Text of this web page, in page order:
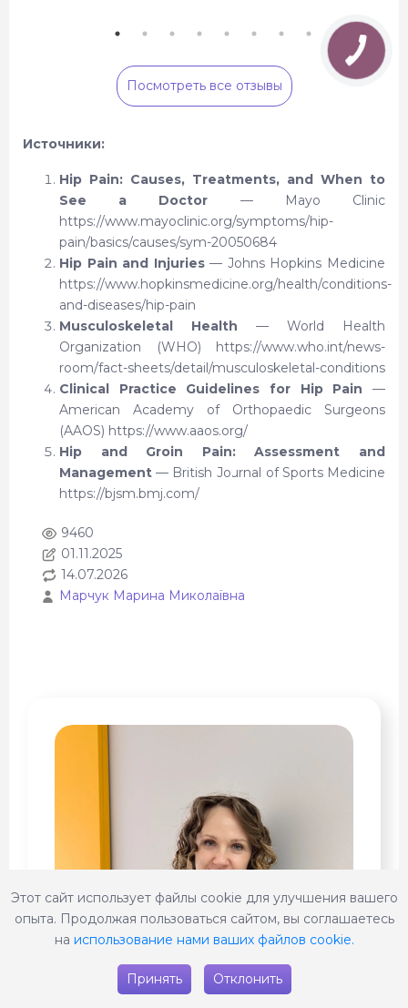
Этот сайт использует файлы cookie для улучшения вашего
опыта. Продолжая пользоваться сайтом, вы соглашаетесь
на использование нами ваших файлов cookie.
Принять Отклонить
болью,
легче
также
и
Посмотреть все отзывы
Источники:
Hip Pain: Causes, Treatments, and When to
See a Doctor — Mayo Clinic
https://www.mayoclinic.org/symptoms/hip-
pain/basics/causes/sym-20050684
Hip Pain and Injuries— Johns Hopkins Medicine
https://www.hopkinsmedicine.org/health/conditions-
and-diseases/hip-pain
Musculoskeletal Health — World Health
Organization (WHO) https://www.who.int/news-
room/fact-sheets/detail/musculoskeletal-conditions
Clinical Practice Guidelines for Hip Pain —
American Academy of Orthopaedic Surgeons
(AAOS) https://www.aaos.org/
Hip and Groin Pain: Assessment and
Management — British Journal of Sports Medicine
https://bjsm.bmj.com/
9460
01.11.2025
14.07.2026
Марчук Марина Миколаївна